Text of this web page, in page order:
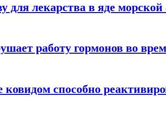
лекарства в яде
работу гормонов во
ковидом способно